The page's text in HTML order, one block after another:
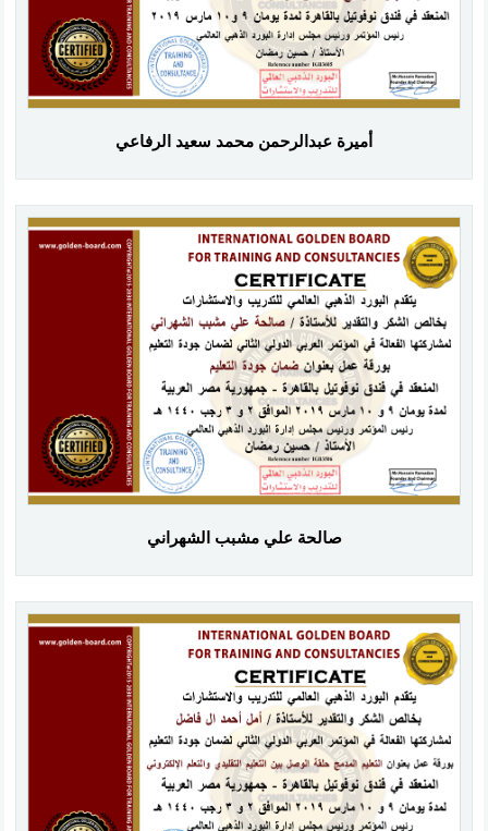
أميرة عبدالرحمن محمد سعيد الرفاعي
صالحة علي مشبب الشهراني